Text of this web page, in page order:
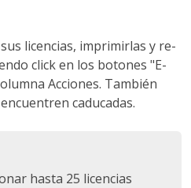
licencias, imprimirlas y re-
click en los botones "E-
Acciones. También
caducadas.
hasta 25 licencias